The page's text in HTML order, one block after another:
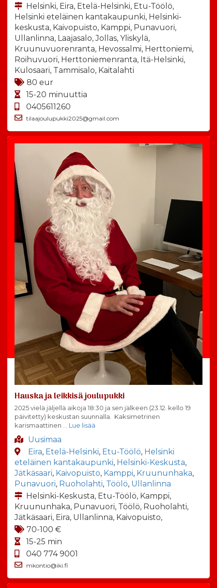
Helsinki, Eira, Etelä-Helsinki, Etu-Töölö,
Helsinki eteläinen kantakaupunki, Helsinki-
keskusta, Kaivopuisto, Kamppi, Punavuori,
Ullanlinna, Laajasalo, Jollas, Yliskylä,
Kruunuvuorenranta, Hevossalmi, Herttoniemi,
Roihuvuori, Herttoniemenranta, Itä-Helsinki,
Kulosaari, Tammisalo, Kaitalahti
80 eur
15-20 minuuttia
0405611260
tilaajoulupukki2025@gmail.com
Hauska ja leikkisä joulupukki
2025 vielä jäljellä aikoja 18:30 ja sen jälkeen (23.12. kello 19
päivitetty) keskustan suunnalla. Kaksimetrinen
karismaattinen … Lue lisää
Uusimaa
Eira, Etelä-Helsinki, Etu-Töölö, Helsinki
eteläinen kantakaupunki, Helsinki-Keskusta,
Jätkäsaari, Kaivopuisto, Kamppi, Kruununhaka,
Punavuori, Ruoholahti, Töölö, Ullanlinna
Helsinki-Keskusta, Etu-Töölö, Kamppi,
Kruununhaka, Punavuori, Töölö, Ruoholahti,
Jätkäsaari, Eira, Ullanlinna, Kaivopuisto,
70-100 €
15-25 min
040 774 9001
mkontio@iki.fi